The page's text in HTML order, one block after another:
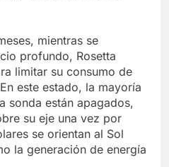
mientras se
profundo, Rosetta
limitar su consumo de
este estado, la mayoría
sonda están apagados,
su eje una vez por
se orientan al Sol
la generación de energía